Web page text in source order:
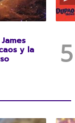
y la